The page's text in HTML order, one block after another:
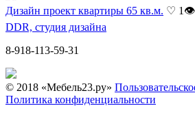
Дизайн проект квартиры 65 кв.м. ♡ 1 👁
DDR, студия дизайна
8-918-113-59-31
© 2018 «Мебель23.ру»
Политика конфиденциальности